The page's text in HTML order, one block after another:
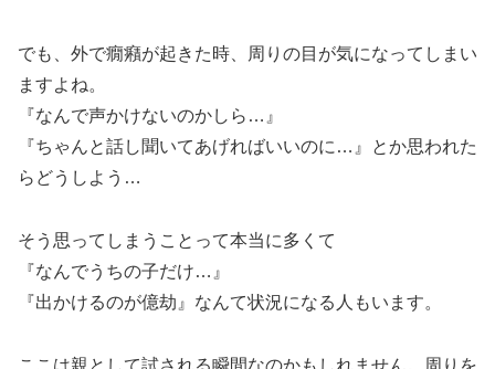
でも、外で癇癪が起きた時、周りの目が気になってしまい
ますよね。
『なんで声かけないのかしら…』
『ちゃんと話し聞いてあげればいいのに…』とか思われた
らどうしよう…
そう思ってしまうことって本当に多くて
『なんでうちの子だけ…』
『出かけるのが億劫』なんて状況になる人もいます。
ここは親として試される瞬間なのかもしれません。周りを